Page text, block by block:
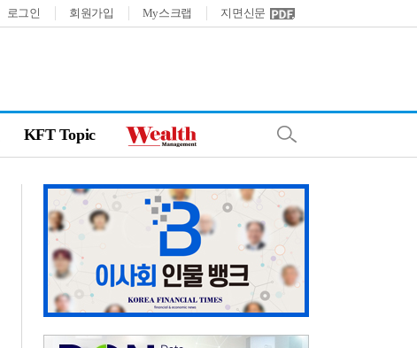
로그인 회원가입 My스크랩 지면신문
KFT Topic